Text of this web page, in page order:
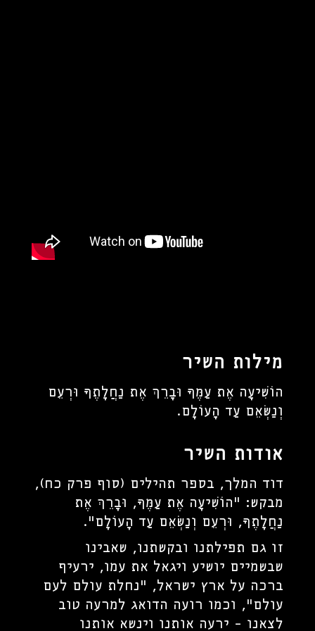
מילות השיר
הוֹשִׁיעָה אֶת עַמֶּךָ וּבָרֵךְ אֶת נַחֲלָתֶךָ וּרְעֵם
וְנַשְּׂאֵם עַד הָעוֹלָם.
אודות השיר
דוד המלך, בספר תהילים (סוף פרק כח),
מבקש: "הוֹשִׁיעָה אֶת עַמֶּךָ, וּבָרֵךְ אֶת
נַחֲלָתֶךָ, וּרְעֵם וְנַשְּׂאֵם עַד הָעוֹלָם".
זו גם תפילתנו ובקשתנו, שאבינו
שבשמיים יושיע ויגאל את עמו, ירעיף
ברכה על ארץ ישראל, "נחלת עולם לעם
עולם", וכמו רועה הדואג למרעה טוב
לצאנו - ירעה אותנו וינשא אותנו